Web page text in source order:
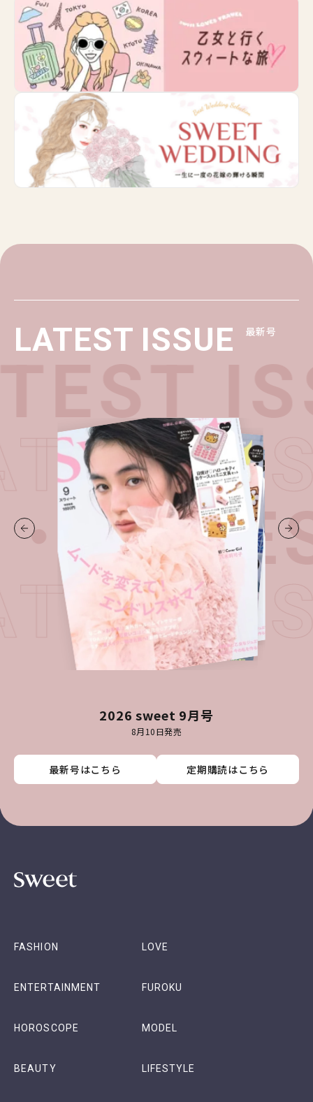
LATEST ISSUE 最新号
2026 sweet 9月号
8月10日発売
最新号はこちら 定期購読はこちら
最新号はこちら 定期購読はこちら
最新号はこちら 定期購読はこちら
最新号はこちら 定期購読はこちら
FASHION LOVE
ENTERTAINMENT FUROKU
HOROSCOPE MODEL
BEAUTY LIFESTYLE